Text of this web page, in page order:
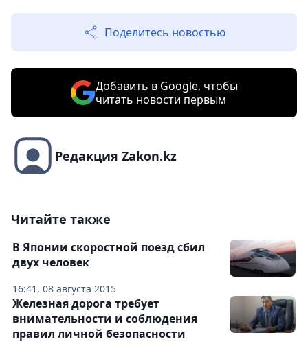
Поделитесь новостью
Добавить в Google, чтобы
читать новости первым
Редакция Zakon.kz
Читайте также
16:41, 08 августа 2015
В Японии cкоростной поезд сбил
двух человек
Железная дорога требует
внимательности и соблюдения
правил личной безопасности